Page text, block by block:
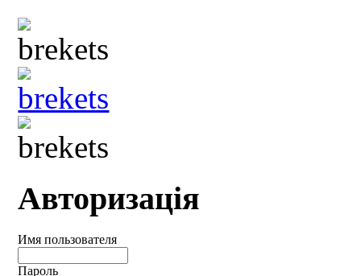
Авторизація
Имя пользователя
Пароль